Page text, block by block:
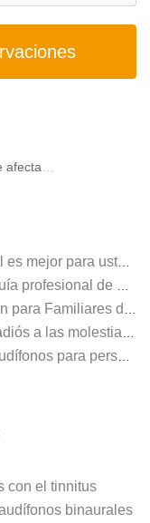
audífonos?
Audífonos Intracanales vs BTE: ¿Cuál es mejor para usted?
Cómo elegir el audífono adecuado: Guía profesional de adaptación y consejos
4 Reglas Esenciales de Comunicación para Familiares de Usuarios de Audífonos
Período de adaptación del audífono: adiós a las molestias y hola a un sonido nítido
La guía definitiva sobre cómo elegir audífonos para personas mayores
con el tinnitus
binaurales